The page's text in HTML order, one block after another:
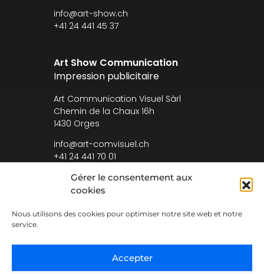
Gérer le consentement aux
cookies
Nous utilisons des cookies pour optimiser notre site web et notre
service.
Accepter
info@art-show.ch
+41 24 441 45 37
Art Show Communication
Impression publicitaire
Art Communication Visuel Sàrl
Chemin de la Chaux 16h
1430 Orges
info@art-comvisuel.ch
+41 24 441 70 01
Conditions générales
© 2026 Art Show Communication Sàrl